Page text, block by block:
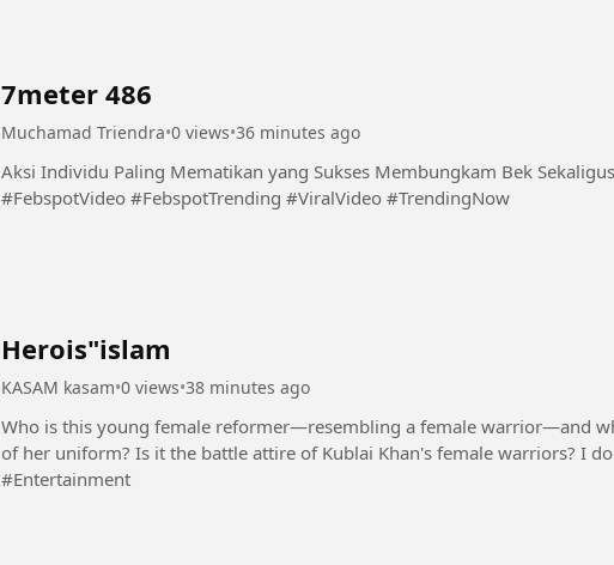
7meter 486
Muchamad Triendra•0 views•36 minutes ago
Aksi Individu Paling Mematikan yang Sukses Membungkam Bek Sekaligus Kiper.
#FebspotVideo #FebspotTrending #ViralVideo #TrendingNow
Herois"islam
KASAM kasam•0 views•38 minutes ago
Who is this young female reformer—resembling a female warrior—and
of her uniform? Is it the battle attire of Kublai Khan's female warriors? I
#Entertainment